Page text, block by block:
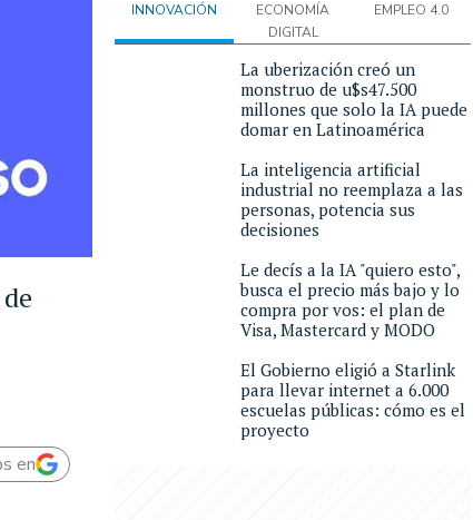
en
INNOVACIÓN
ECONOMÍA
DIGITAL
EMPLEO 4.0
La uberización creó un
monstruo de u$s47.500
millones que solo la IA puede
domar en Latinoamérica
La inteligencia artificial
industrial no reemplaza a las
personas, potencia sus
decisiones
Le decís a la IA "quiero esto",
busca el precio más bajo y lo
compra por vos: el plan de
Visa, Mastercard y MODO
El Gobierno eligió a Starlink
para llevar internet a 6.000
escuelas públicas: cómo es el
proyecto